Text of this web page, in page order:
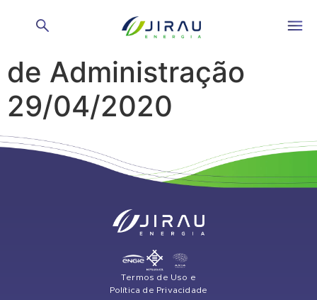
Reunião do Conselho
de Administração
29/04/2020
Termos de Uso e
Política de Privacidade